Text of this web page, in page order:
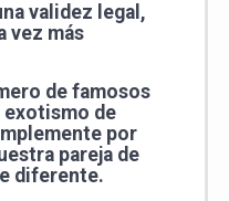
validez legal,
vez más
de famosos
exotismo de
por
pareja de
diferente.